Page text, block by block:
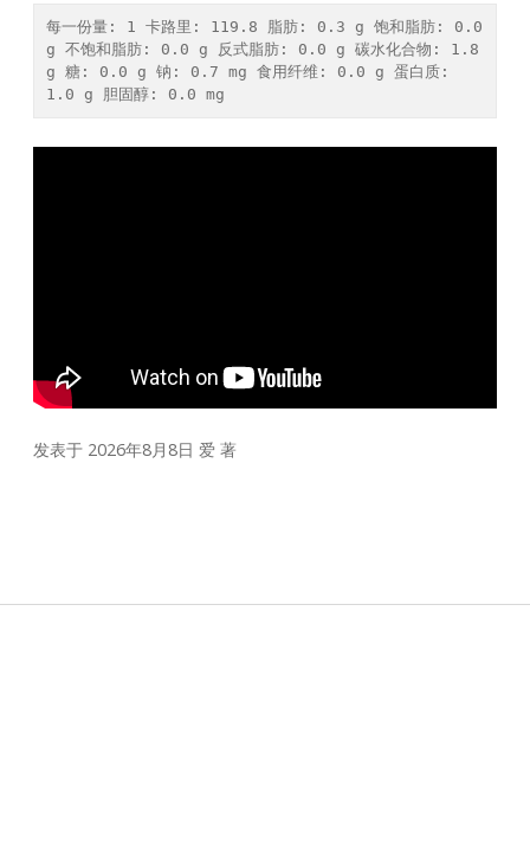
每一份量: 1 卡路里: 119.8 脂肪: 0.3 g 饱和脂肪: 0.0
g 不饱和脂肪: 0.0 g 反式脂肪: 0.0 g 碳水化合物: 1.8
g 糖: 0.0 g 钠: 0.7 mg 食用纤维: 0.0 g 蛋白质:
1.0 g 胆固醇: 0.0 mg
发表于 2026年8月8日 爱 著